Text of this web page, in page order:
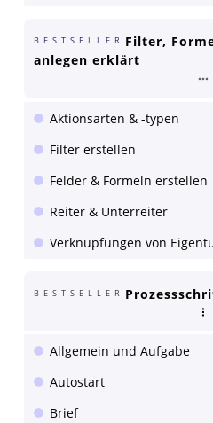
BESTSELLER Filter,
anlegen erklärt
Aktionsarten & -typen
Filter erstellen
Felder & Formeln erstellen
Reiter & Unterreiter
Verknüpfungen von
BESTSELLER
Allgemein und Aufgabe
Autostart
Brief